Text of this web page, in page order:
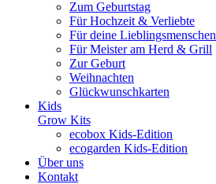
Zum Geburtstag
Für Hochzeit & Verliebte
Für deine Lieblingsmenschen
Für Meister am Herd & Grill
Zur Geburt
Weihnachten
Glückwunschkarten
Kids
Grow Kits
ecobox Kids-Edition
ecogarden Kids-Edition
Über uns
Kontakt